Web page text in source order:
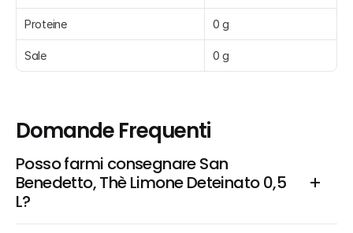
Proteine 0 g
Sale 0 g
Domande Frequenti
Posso farmi consegnare San
Benedetto, Thè Limone Deteinato 0,5
L?